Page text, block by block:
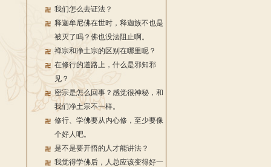
我们怎么去证法？
释迦牟尼佛在世时，释迦族不也是
被灭了吗？佛也没法阻止啊。
禅宗和净土宗的区别在哪里呢？
在修行的道路上，什么是邪知邪
见？
密宗是怎么回事？感觉很神秘，和
我们净土宗不一样。
修行、学佛要从内心修，至少要像
个好人吧。
是不是要开悟的人才能讲法？
我觉得学佛后，人总应该变得好一